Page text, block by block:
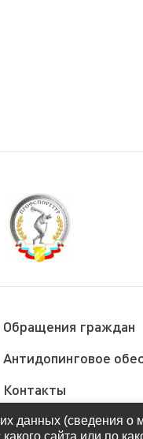
Обращения граждан
Антидопинговое
Контакты
Политика
данных (сведения
сайта или по